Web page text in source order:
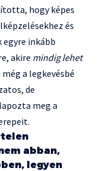
hogy képes
és
egyre inkább
akire mindig lehet
a legkevésbé
de
meg a
abban,
legyen